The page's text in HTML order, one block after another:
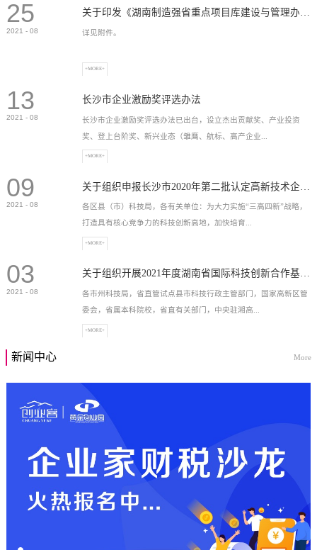
25
2021 - 08 详见附件。
+MORE+
13
2021 - 08
长沙市企业激励奖评选办法
长沙市企业激励奖评选办法已出台，设立杰出贡献奖、产业投资
奖、登上台阶奖、新兴业态（雏鹰、航标、高产企业...
）奖等，最高奖励2...
+MORE+
09
2021 - 08
各区县（市）科技局，各有关单位：为大力实施“三高四新”战略，
打造具有核心竞争力的科技创新高地，加快培育...
高新技术企业，充分...
+MORE+
03
2021 - 08
关于组织开展2021年度湖南省国际科技创新合作基地申报工作的通知
各市州科技局，省直管试点县市科技行政主管部门，国家高新区管
委会，省属本科院校，省直有关部门，中央驻湘高...
+MORE+
新闻中心 More